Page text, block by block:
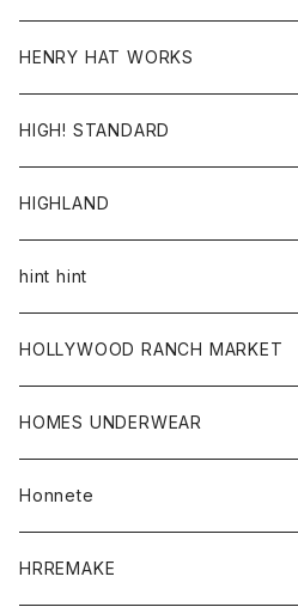
HENRY HAT WORKS
帽子
HIGH! STANDARD
アウター
ジャケット
トップス
シャツ
カーディガン
ボトム
グッズ
帽子
HIGHLAND
帽子
hint hint
ストール
HOLLYWOOD RANCH MARKET
アウター
カーディガン
コート
アクセサリー
ウォレット
キッズ
HOMES UNDERWEAR
アウター
カーディガン
キッズ
Honnete
ブラウス
HRREMAKE